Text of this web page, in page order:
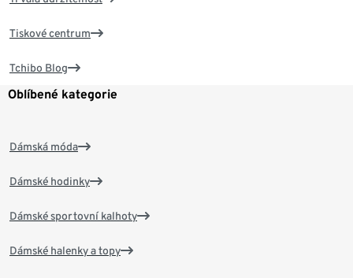
Tiskové centrum
Tchibo Blog
Oblíbené kategorie
Dámská móda
Dámské hodinky
Dámské sportovní kalhoty
Dámské halenky a topy